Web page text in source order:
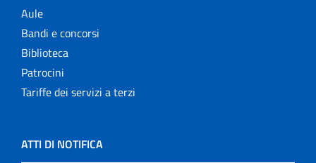
Aule
Bandi e concorsi
Biblioteca
Patrocini
Tariffe dei servizi a terzi
ATTI DI NOTIFICA